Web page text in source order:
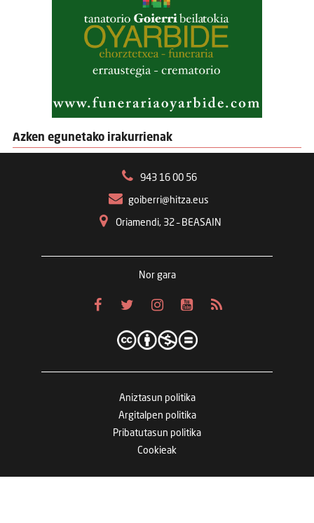
Azken egunetako irakurrienak
943 16 00 56
goiberri@hitza.eus
Oriamendi, 32 – BEASAIN
Nor gara
Aniztasun politika
Argitalpen politika
Pribatutasun politika
Cookieak